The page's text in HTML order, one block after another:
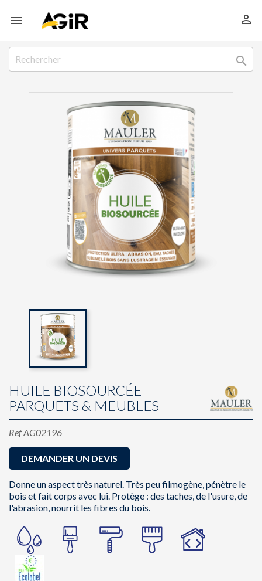
 

HUILE BIOSOURCÉE
PARQUETS & MEUBLES
RefAG02196
DEMANDER UN DEVIS
Donne un aspect très naturel. Très peu filmogène, pénètre le
bois et fait corps avec lui. Protège : des taches, de l'usure, de
l'abrasion, nourrit les fibres du bois.